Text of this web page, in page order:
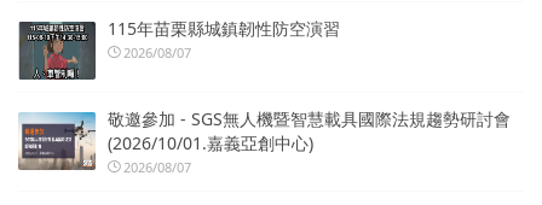
115年苗栗縣城鎮韌性防空演習
2026/08/07
敬邀參加 - SGS無人機暨智慧載具國際法規趨勢研討會
(2026/10/01.嘉義亞創中心)
2026/08/07